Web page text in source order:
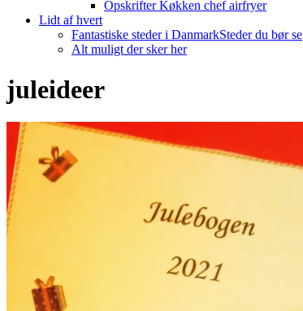
Opskrifter Køkken chef airfryer
Lidt af hvert
Fantastiske steder i DanmarkSteder du bør se
Alt muligt der sker her
juleideer